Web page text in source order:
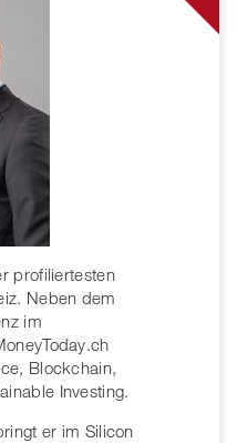
profiliertesten
Neben dem
im
Blockchain,
Investing.
er im Silicon